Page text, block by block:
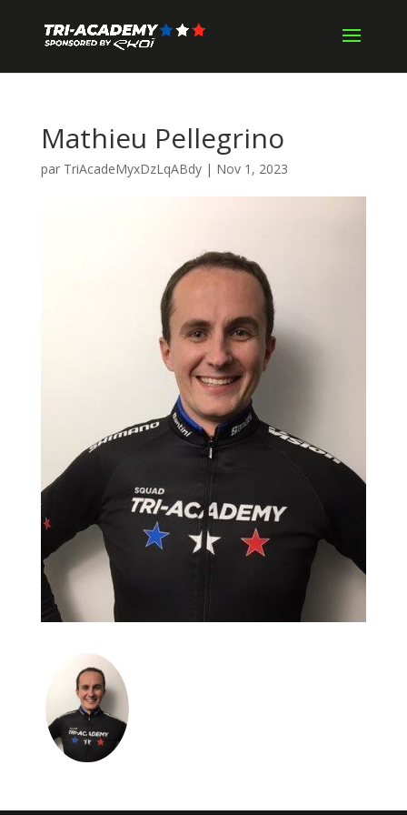
Mathieu Pellegrino
par TriAcadeMyxDzLqABdy| Nov 1, 2023